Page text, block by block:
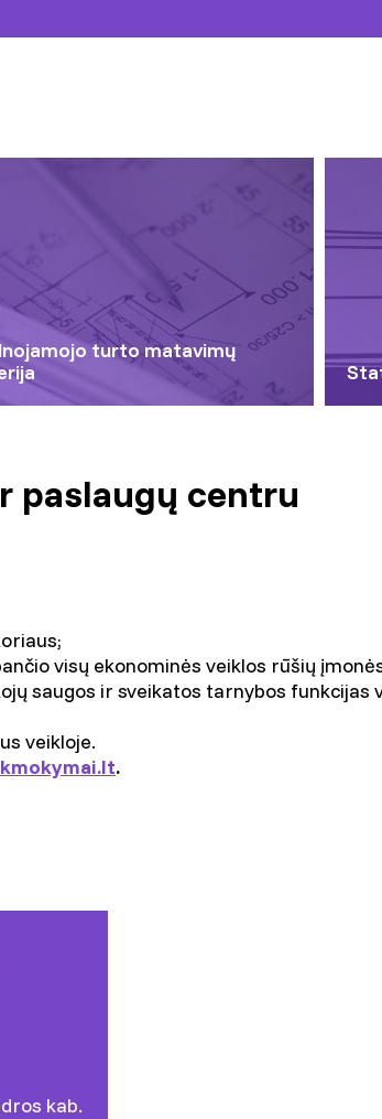
turto matavimų
paslaugų centru
visų ekonominės veiklos rūšių
saugos ir sveikatos tarnybos funkcijas
veikloje.
.
kab.